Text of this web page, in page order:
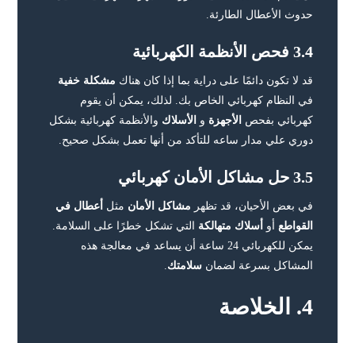
حدوث الأعطال الطارئة.
3.4 فحص الأنظمة الكهربائية
قد لا تكون دائمًا على دراية بما إذا كان هناك مشكلة خفية
في النظام كهربائي الخاص بك. لذلك، يمكن أن يقوم
كهربائي بفحص الأجهزة و الأسلاك والأنظمة كهربائية بشكل
دوري علي مدار ساعه للتأكد من أنها تعمل بشكل صحيح.
3.5 حل مشاكل الأمان كهربائي
في بعض الأحيان، قد تظهر مشاكل الأمان مثل أعطال في
القواطع أو أسلاك متهالكة التي تشكل خطرًا على السلامة.
يمكن للكهربائي 24 ساعة أن يساعد في معالجة هذه
المشاكل بسرعة لضمانسلامتك
4. الخلاصة